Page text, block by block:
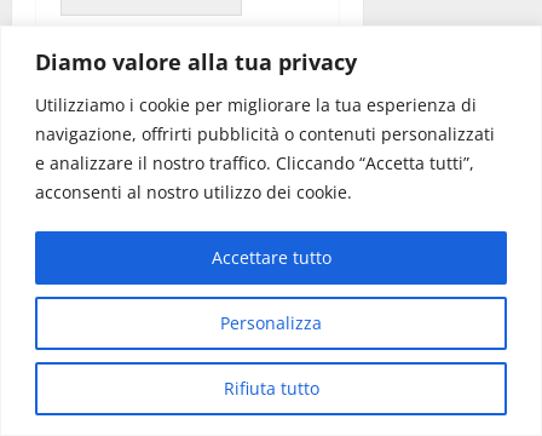
Diamo valore alla tua privacy
Utilizziamo i cookie per migliorare la tua esperienza di
navigazione, offrirti pubblicità o contenuti personalizzati
e analizzare il nostro traffico. Cliccando “Accetta tutti”,
acconsenti al nostro utilizzo dei cookie.
Personalizza
Rifiuta tutto
Accettare tutto
STORIE CORRELATE
In città
Politica
Ospedale di Martina Franca,
Forza Italia annuncia la